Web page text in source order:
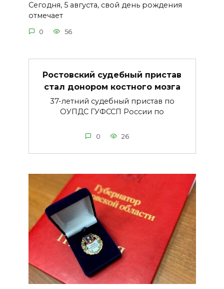
Сегодня, 5 августа, свой день рождения
отмечает
0 56
Ростовский судебный пристав
стал донором костного мозга
37-летний судебный пристав по
ОУПДС ГУФССП России по
0 26